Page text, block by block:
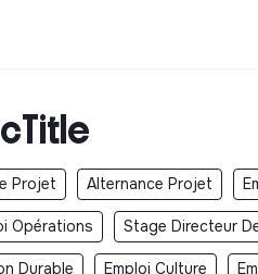
Projet Alternance Projet
Opérations Stage Directeur
Durable Emploi Culture